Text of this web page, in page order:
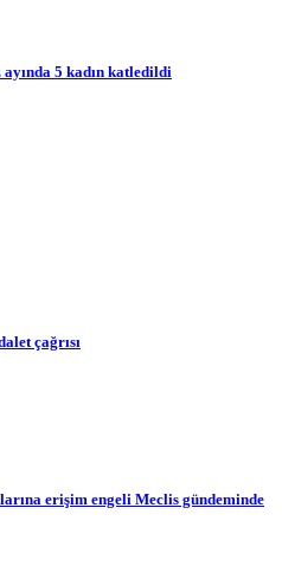
5 kadın katledildi
çağrısı
erişim engeli Meclis gündeminde